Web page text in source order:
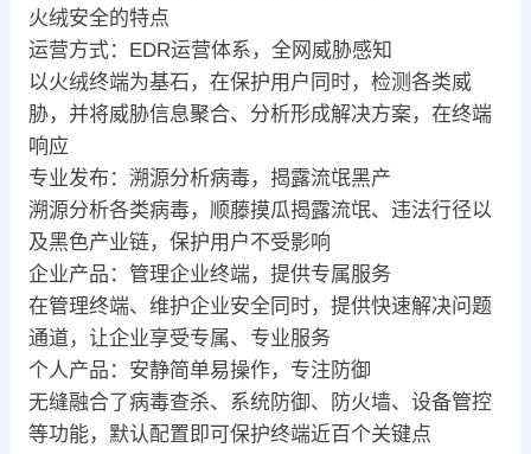
火绒安全的特点
运营方式：EDR运营体系，全网威胁感知
以火绒终端为基石，在保护用户同时，检测各类威
胁，并将威胁信息聚合、分析形成解决方案，在终端
响应
专业发布：溯源分析病毒，揭露流氓黑产
溯源分析各类病毒，顺藤摸瓜揭露流氓、违法行径以
及黑色产业链，保护用户不受影响
企业产品：管理企业终端，提供专属服务
在管理终端、维护企业安全同时，提供快速解决问题
通道，让企业享受专属、专业服务
个人产品：安静简单易操作，专注防御
无缝融合了病毒查杀、系统防御、防火墙、设备管控
等功能，默认配置即可保护终端近百个关键点